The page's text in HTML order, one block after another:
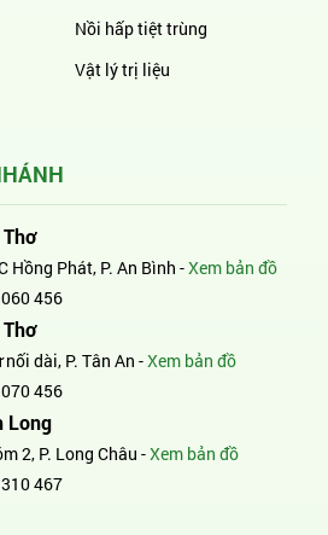
Nồi hấp tiệt trùng
Vật lý trị liệu
Hồng Phát, P. An Bình -Xem bản đồ
456
dài, P. Tân An -Xem bản đồ
456
Long
2, P. Long Châu -Xem bản đồ
467